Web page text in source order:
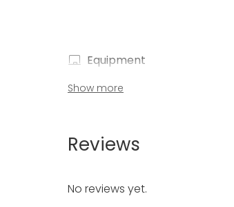
Equipment
Whiteboard / Flip chart
Show more
Reviews
No reviews yet.